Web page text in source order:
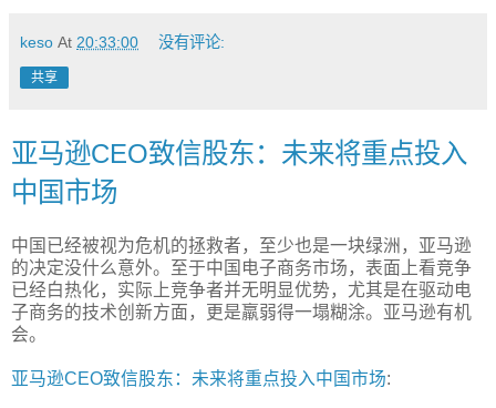
keso At 20:33:00 没有评论:
共享
亚马逊CEO致信股东：未来将重点投入
中国市场
中国已经被视为危机的拯救者，至少也是一块绿洲，亚马逊
的决定没什么意外。至于中国电子商务市场，表面上看竞争
已经白热化，实际上竞争者并无明显优势，尤其是在驱动电
子商务的技术创新方面，更是羸弱得一塌糊涂。亚马逊有机
会。
亚马逊CEO致信股东：未来将重点投入中国市场: